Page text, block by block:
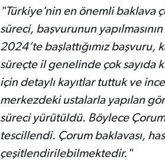
"Türkiye’nin en önemli baklava
süreci, başvurunun
2024’te başlattığımız başvuru,
süreçte il genelinde çok sayıda
için detaylı kayıtlar tuttuk ve
merkezdeki ustalarla yapılan
süreci yürütüldü. Böylece
tescillendi. Çorum baklavası,
çeşitlendirilebilmektedir."